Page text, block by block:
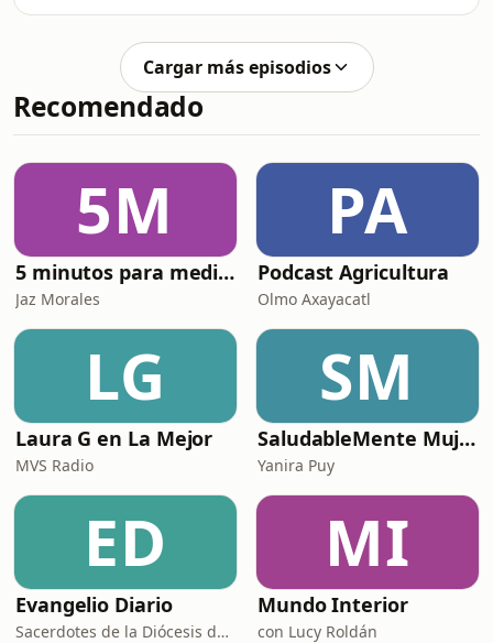
Raúl Castro pasó de ser un jove
conjunta de la presidenta, así como
de Gianni Infantino, el presidente de
la FIFA, para ver el partido entre la
selección de España y la de
el trasfondo histórico de la compleja
relación entre México y España: desde
la
Cargar más episodios
Recomendado
5M
5 minutos para meditar con Dios
Jaz Morales
PA
Podcast Agricultura
Olmo Axayacatl
LG
Laura G en La Mejor
MVS Radio
SM
SaludableMente Mujer
Yanira Puy
ED
Evangelio Diario
Sacerdotes de la Diócesis de Zamora
MI
Mundo Interior
con Lucy Roldán